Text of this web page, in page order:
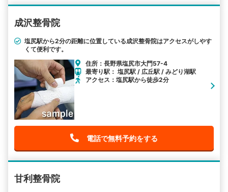
成沢整骨院
塩尻駅から2分の距離に位置している成沢整骨院はアクセスがしやす
くて便利です。
住所：長野県塩尻市大門57-4
最寄り駅： 塩尻駅 / 広丘駅 / みどり湖駅
アクセス：塩尻駅から徒歩2分
電話で無料予約をする
甘利整骨院